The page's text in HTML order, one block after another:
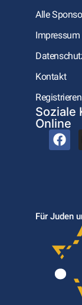
Alle
Impressum
Kontakt
Registrieren
Soziale
Online
Für Juden